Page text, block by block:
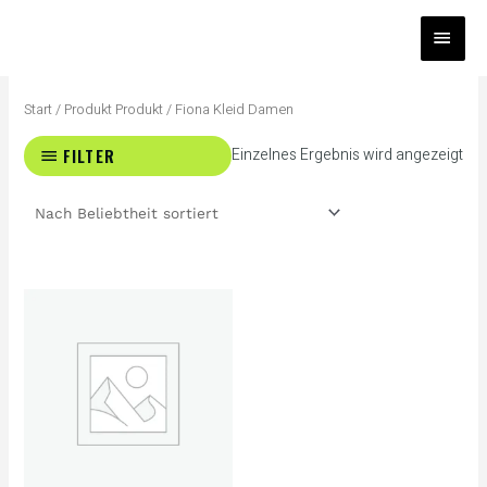
Start/ Produkt Produkt / Fiona Kleid Damen
FILTER Einzelnes Ergebnis wird angezeigt